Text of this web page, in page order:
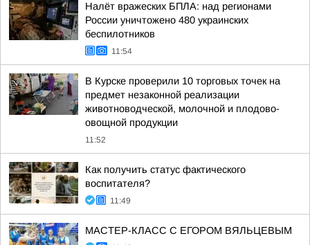
Налёт вражеских БПЛА: над регионами
России уничтожено 480 украинских
беспилотников
11:54
В Курске проверили 10 торговых точек на
предмет незаконной реализации
животноводческой, молочной и плодово-
овощной продукции
11:52
Как получить статус фактического
воспитателя?
11:49
МАСТЕР-КЛАСС С ЕГОРОМ ВЯЛЬЦЕВЫМ